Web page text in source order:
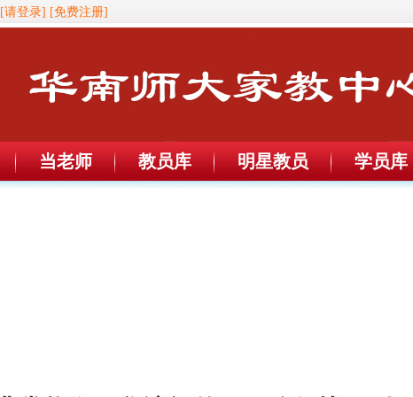
[请登录] [免费注册]
当老师 教员库 明星教员 学员库